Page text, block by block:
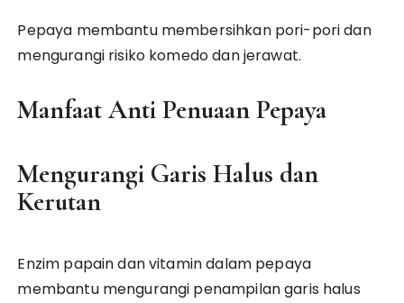
Pepaya membantu membersihkan pori-pori dan
mengurangi risiko komedo dan jerawat.
Manfaat Anti Penuaan Pepaya
Mengurangi Garis Halus dan
Kerutan
Enzim papain dan vitamin dalam pepaya
membantu mengurangi penampilan garis halus